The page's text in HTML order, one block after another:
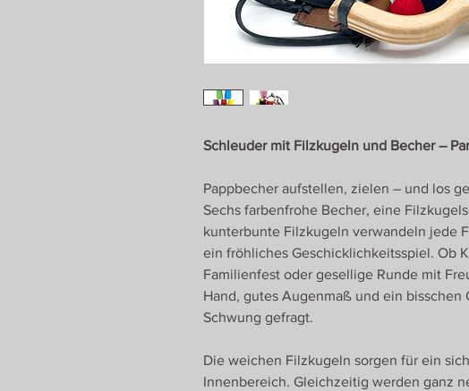
Schleuder mit Filzkugeln und Becher –
Pappbecher aufstellen, zielen – und los
Sechs farbenfrohe Becher, eine
kunterbunte Filzkugeln verwandeln jede
ein fröhliches Geschicklichkeitsspiel. Ob
Familienfest oder gesellige Runde mit
Hand, gutes Augenmaß und ein bisschen
Schwung gefragt.
Die weichen Filzkugeln sorgen für ein
Innenbereich. Gleichzeitig werden ganz